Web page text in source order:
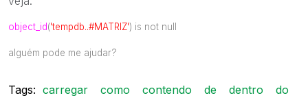
object_id('tempdb..#MATRIZ') is not null
alguém pode me ajudar?
Tags: carregar como contendo de dentro
do